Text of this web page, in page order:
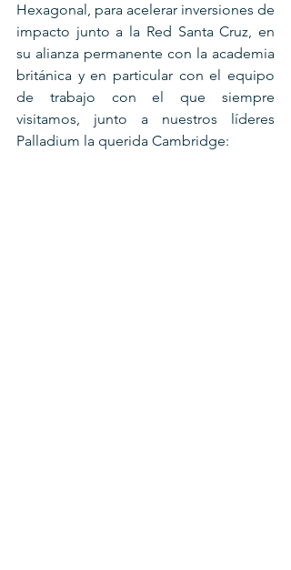
Hexagonal, para acelerar inversiones de
impacto junto a la Red Santa Cruz, en
su alianza permanente con la academia
británica y en particular con el equipo
de trabajo con el que siempre
visitamos, junto a nuestros líderes
Palladium la querida Cambridge: